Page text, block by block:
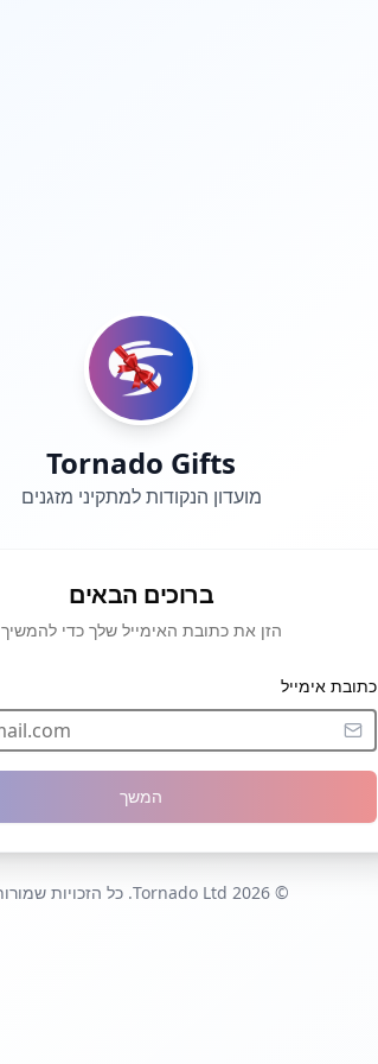
Tornado Gifts
מועדון הנקודות למתקיני מזגנים
ברוכים הבאים
הזן את כתובת האימייל שלך כדי להמשיך
כתובת אימייל
המשך
© 2026 Tornado Ltd. כל הזכויות שמורות